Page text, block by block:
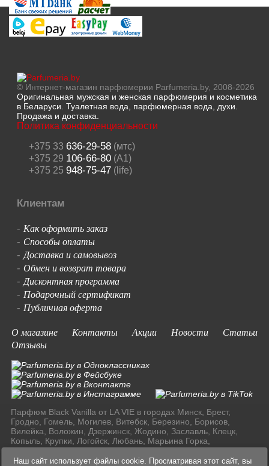
© Интернет-магазин парфюмерии Parfumeria.by, 2008-2026
Оригинальная мужская и женская парфюмерия и косметика
в Беларуси. Туалетная вода, парфюмерная вода, духи.
Продажа и доставка.
Политика конфиденциальности
+375 33 636-29-58(мтс)
+375 29 106-66-80(A1)
+375 25 948-75-47(life)
Клиентам
- Как оформить заказ
- Способы оплаты
-Доставка и самовывоз
- Обмен и возврат товара
-Дисконтная программа
- Подарочный сертификат
- Публичная оферта
О магазине
Контакты Акции Новости
Статьи
Отзывы
Парфюм Black Vanilla от LA VIE в городах Минск, Брест,
Гродно, Гомель, Могилев, Витебск, Березино, Борисов,
Вилейка, Воложин, Дзержинск, Жодино, Заславль, Клецк,
Копыль, Крупки, Логойск, Любань, Марьина Горка,
Молодечно, Мядель, Несвиж, Слуцк, Смолевичи, Солигорск,
Старые Дороги, Столбцы, Узда, Фаниполь по доступным
Наш сайт использует файлы cookie. Просматривая этот сайт, вы